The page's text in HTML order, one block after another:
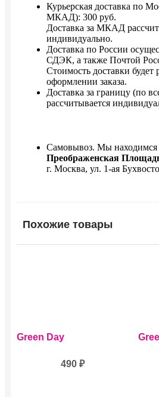
Курьерская доставка по
МКАД): 300 руб.
Доставка за МКАД
индивидуально.
Доставка по России
СДЭК, а также Почтой
Стоимость доставки будет
оформлении заказа.
Доставка за границу (по
рассчитывается
Самовывоз. Мы находимся
Преображенская
г. Москва, ул. 1-ая
Похожие товары
Green Day
490₽
Этот